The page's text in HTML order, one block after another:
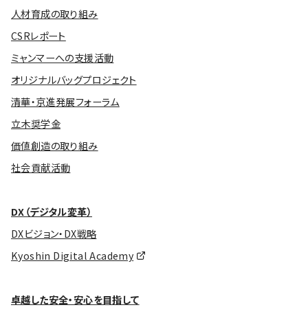
人材育成の取り組み
CSRレポート
ミャンマーへの支援活動
オリジナルバッグプロジェクト
清華・京進発展フォーラム
立木奨学金
価値創造の取り組み
社会貢献活動
DX（デジタル変革）
DXビジョン・DX戦略
Kyoshin Digital Academy
卓越した安全・安心を目指して